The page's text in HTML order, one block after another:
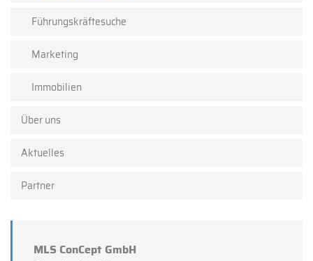
Führungskräftesuche
Marketing
Immobilien
Über uns
Aktuelles
Partner
MLS ConCept GmbH